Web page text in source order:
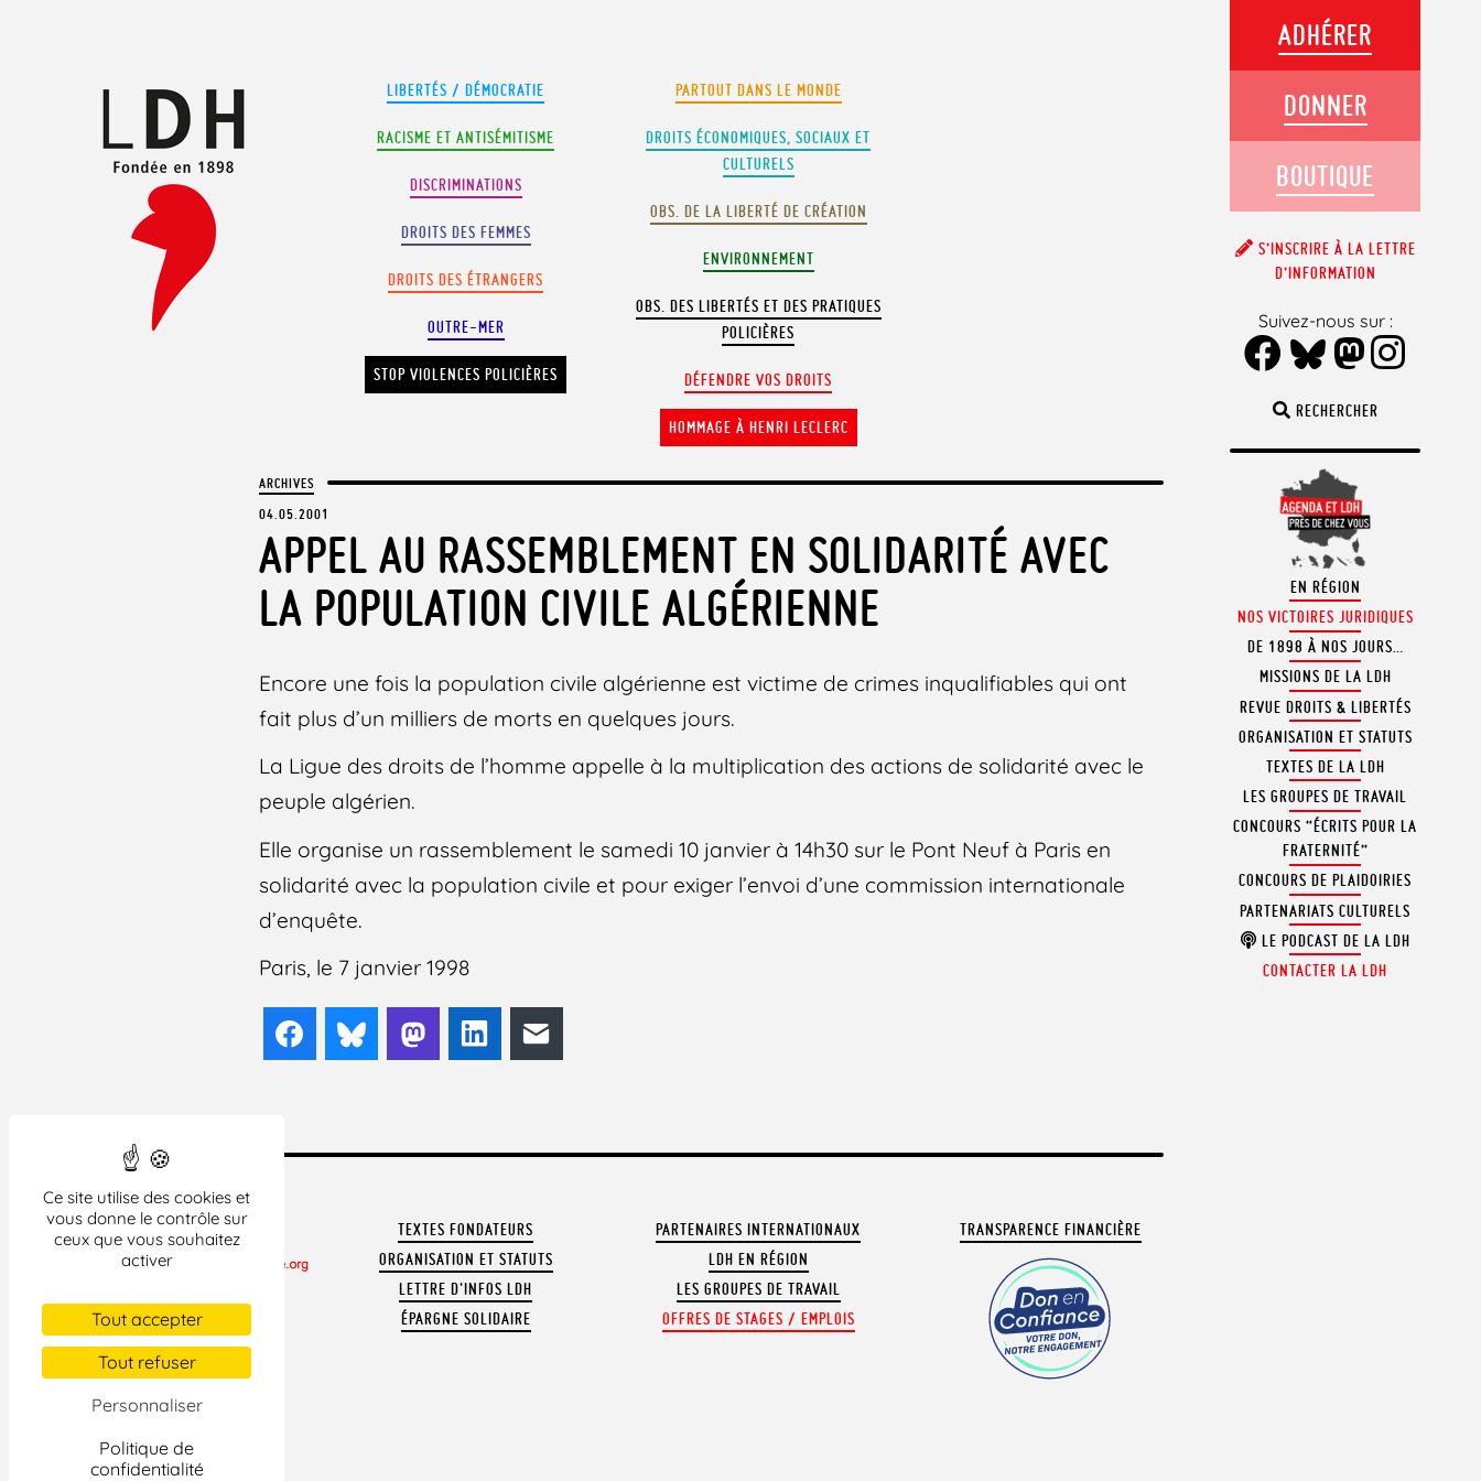
Ce site utilise des cookies et
vous donne le contrôle sur
ceux que vous souhaitez
activer
Tout accepter
Tout refuser
Personnaliser
Politique de
confidentialité
LIBERTÉS / DÉMOCRATIE
RACISME ET ANTISÉMITISME
DISCRIMINATIONS
DROITS DES FEMMES
DROITS DES ÉTRANGERS
OUTRE-MER
STOP VIOLENCES POLICIÈRES
PARTOUT DANS LE MONDE
DROITS ÉCONOMIQUES, SOCIAUX ET
CULTURELS
OBS. DE LA LIBERTÉ DE CRÉATION
ENVIRONNEMENT
OBS. DES LIBERTÉS ET DES PRATIQUES
POLICIÈRES
DÉFENDRE VOS DROITS
HOMMAGE À HENRI LECLERC
ARCHIVES
04.05.2001
APPEL AU RASSEMBLEMENT EN SOLIDARITÉ AVEC
LA POPULATION CIVILE ALGÉRIENNE
Encore une fois la population civile algérienne est victime de crimes inqualifiables qui ont
fait plus d’un milliers de morts en quelques jours.
La Ligue des droits de l’homme appelle à la multiplication des actions de solidarité avec le
peuple algérien.
Elle organise un rassemblement le samedi 10 janvier à 14h30 sur le Pont Neuf à Paris en
solidarité avec la population civile et pour exiger l’envoi d’une commission internationale
d’enquête.
Paris, le 7 janvier 1998
FacebookBlueskyMastodonLinkedIn
CONTACTER LA LDH
REVUE DE PRESSE
ARCHIVES
TEXTES FONDATEURS
ORGANISATION ET STATUTS
LETTRE D'INFOS LDH
ÉPARGNE SOLIDAIRE
PARTENAIRES INTERNATIONAUX
LDH EN RÉGION
LES GROUPES DE TRAVAIL
OFFRES DE STAGES / EMPLOIS
TRANSPARENCE FINANCIÈRE
RECHERCHER
EN RÉGION
NOS VICTOIRES JURIDIQUES
DE 1898 À NOS JOURS…
MISSIONS DE LA LDH
REVUE DROITS & LIBERTÉS
ORGANISATION ET STATUTS
TEXTES DE LA LDH
LES GROUPES DE TRAVAIL
CONCOURS “ÉCRITS POUR LA
FRATERNITÉ”
CONCOURS DE PLAIDOIRIES
PARTENARIATS CULTURELS
LE PODCAST DE LA LDH
CONTACTER LA LDH
ADHÉRER
DONNER
BOUTIQUE
S’INSCRIRE À LA LETTRE
D’INFORMATION
Suivez-nous sur :